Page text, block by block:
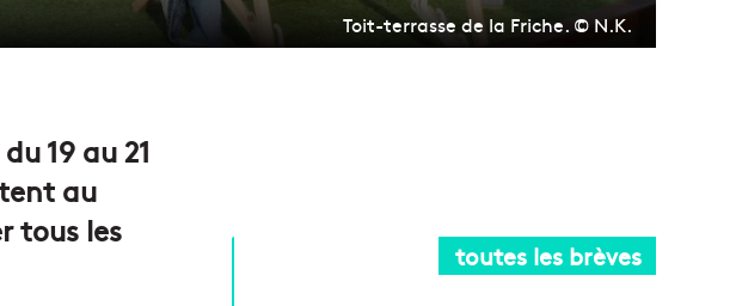
Toit-terrasse de la Friche. © N.K.
19 au 21
au
tous les
toutes les brèves